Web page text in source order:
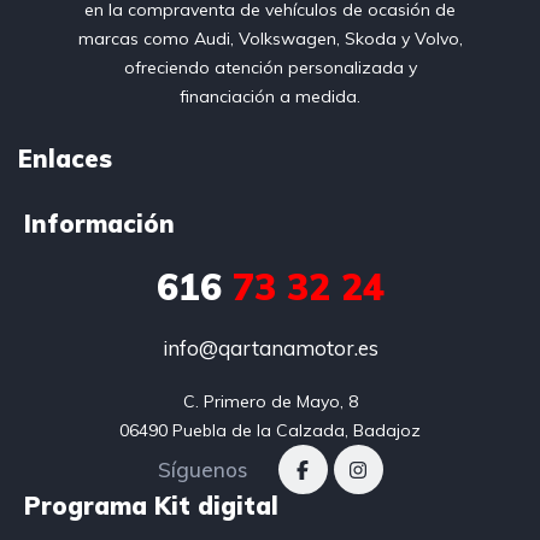
en la compraventa de vehículos de ocasión de
marcas como Audi, Volkswagen, Skoda y Volvo,
ofreciendo atención personalizada y
financiación a medida.
Enlaces
Información
61673 32 24
info@qartanamotor.es
C. Primero de Mayo, 8
06490 Puebla de la Calzada, Badajoz
Síguenos
Programa Kit digital